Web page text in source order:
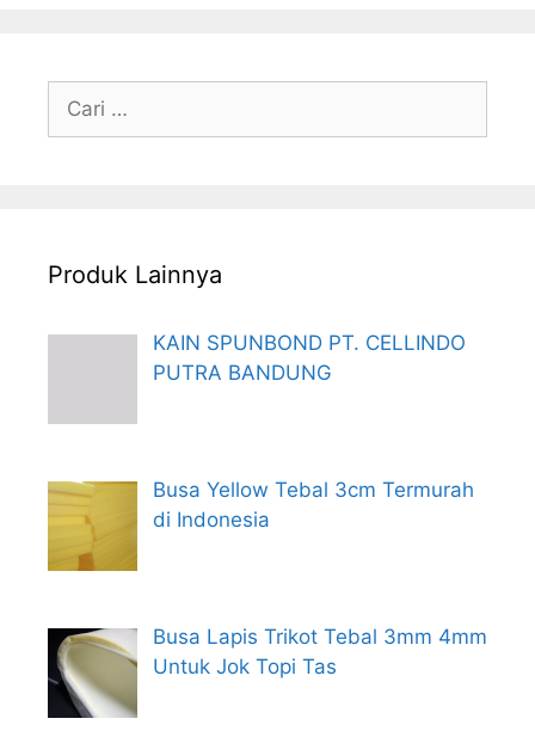
untuk:
Produk Lainnya
KAIN SPUNBOND PT. CELLINDO
PUTRA BANDUNG
Busa Yellow Tebal 3cm Termurah
di Indonesia
Busa Lapis Trikot Tebal 3mm 4mm
Untuk Jok Topi Tas